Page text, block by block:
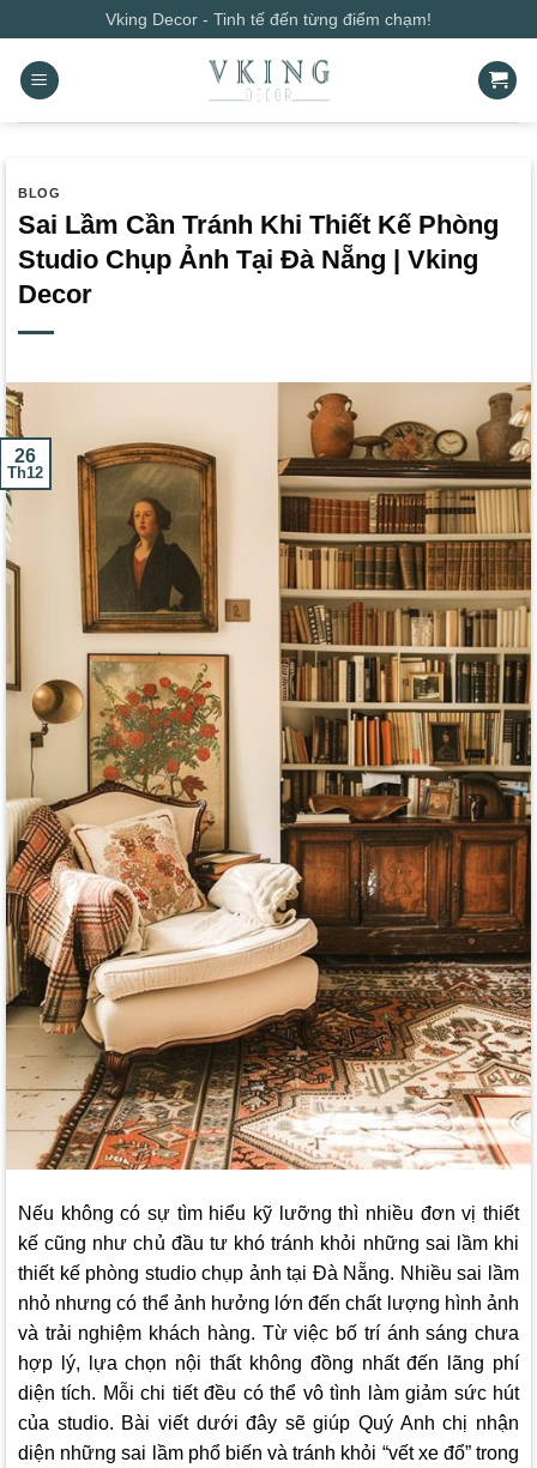
qua
nội
dung
Vking Decor - Tinh tế đến từng điểm chạm!
BLOG
Sai Lầm Cần Tránh Khi Thiết Kế Phòng
Studio Chụp Ảnh Tại Đà Nẵng | Vking
Decor
26
Th12
Nếu không có sự tìm hiểu kỹ lưỡng thì nhiều đơn vị thiết
kế cũng như chủ đầu tư khó tránh khỏi những sai lầm khi
thiết kế phòng studio chụp ảnh tại Đà Nẵng. Nhiều sai lầm
nhỏ nhưng có thể ảnh hưởng lớn đến chất lượng hình ảnh
và trải nghiệm khách hàng. Từ việc bố trí ánh sáng chưa
hợp lý, lựa chọn nội thất không đồng nhất đến lãng phí
diện tích. Mỗi chi tiết đều có thể vô tình làm giảm sức hút
của studio. Bài viết dưới đây sẽ giúp Quý Anh chị nhận
diện những sai lầm phổ biến và tránh khỏi “vết xe đổ” trong